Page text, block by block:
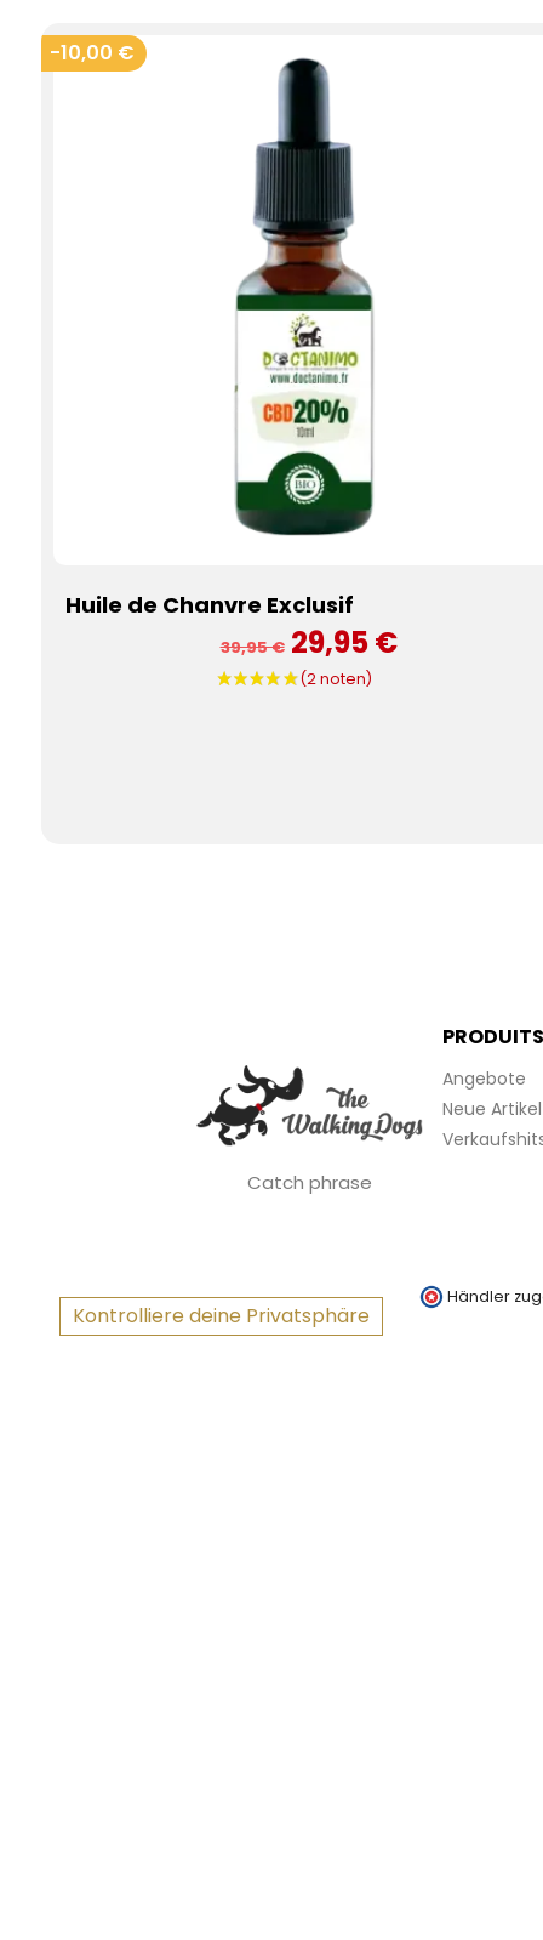
-10,00 €
Huile de Chanvre Exclusif
39,95 € 29,95 €
Catch phrase
PRODUITS
Angebote
Neue Artikel
Kontrolliere deine Privatsphäre
Händler